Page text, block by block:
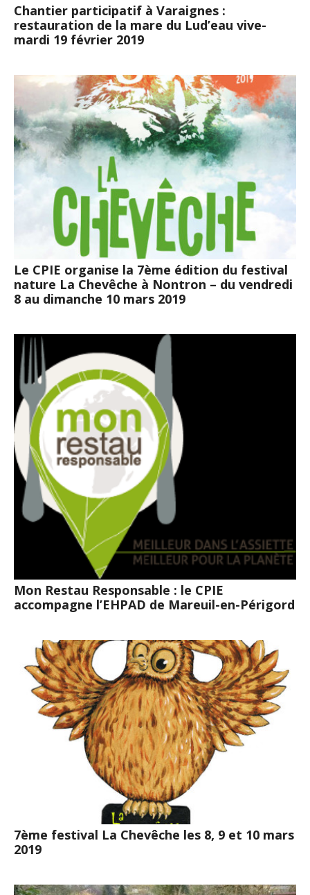
Chantier participatif à Varaignes :
restauration de la mare du Lud’eau vive-
mardi 19 février 2019
Le CPIE organise la 7ème édition du festival
nature La Chevêche à Nontron – du vendredi
8 au dimanche 10 mars 2019
Mon Restau Responsable : le CPIE
accompagne l’EHPAD de Mareuil-en-Périgord
7ème festival La Chevêche les 8, 9 et 10 mars
2019